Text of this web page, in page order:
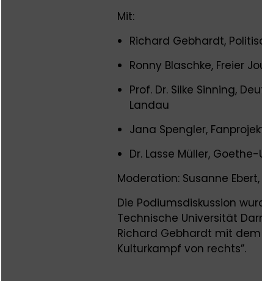
Mit:
Richard Gebhardt,
Ronny Blaschke, Freier
Prof. Dr. Silke Sinning,
Landau
Jana Spengler,
Dr. Lasse Müller,
Moderation: Susanne
Die Podiumsdiskussion
Technische Universität
Richard Gebhardt mit
Kulturkampf von rechts”.